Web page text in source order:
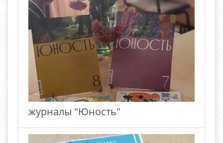
журналы "Юность"